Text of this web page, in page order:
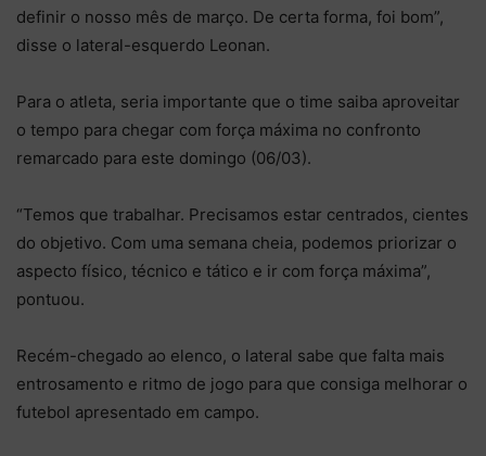
definir o nosso mês de março. De certa forma, foi bom”,
disse o lateral-esquerdo Leonan.
Para o atleta, seria importante que o time saiba aproveitar
o tempo para chegar com força máxima no confronto
remarcado para este domingo (06/03).
“Temos que trabalhar. Precisamos estar centrados, cientes
do objetivo. Com uma semana cheia, podemos priorizar o
aspecto físico, técnico e tático e ir com força máxima”,
pontuou.
Recém-chegado ao elenco, o lateral sabe que falta mais
entrosamento e ritmo de jogo para que consiga melhorar o
futebol apresentado em campo.